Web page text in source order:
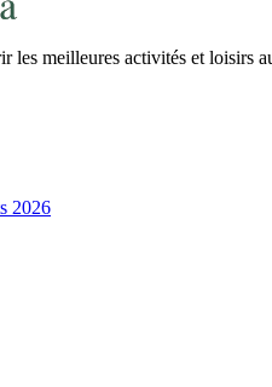
les meilleures activités et loisirs
2026